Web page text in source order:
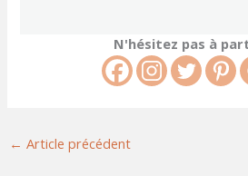
N'hésitez pas à
← Article précédent